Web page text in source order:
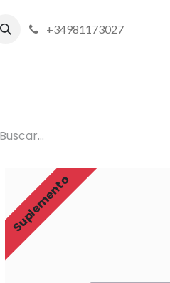
+34981173027
Suplemento